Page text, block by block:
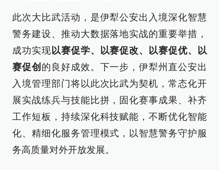
此次大比武活动，是伊犁公安出入境深化智慧
警务建设、推动大数据落地实战的重要举措，
成功实现 以赛促学、以赛促改、以赛促优、以
赛促创 的良好成效。下一步，伊犁州直公安出
入境管理部门将以此次比武为契机，常态化开
展实战练兵与技能比拼，固化赛事成果、补齐
工作短板，持续深化科技赋能，不断优化智能
化、精细化服务管理模式，以智慧警务守护服
务高质量对外开放发展。